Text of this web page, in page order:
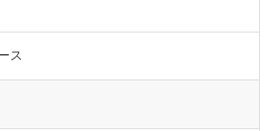
ス